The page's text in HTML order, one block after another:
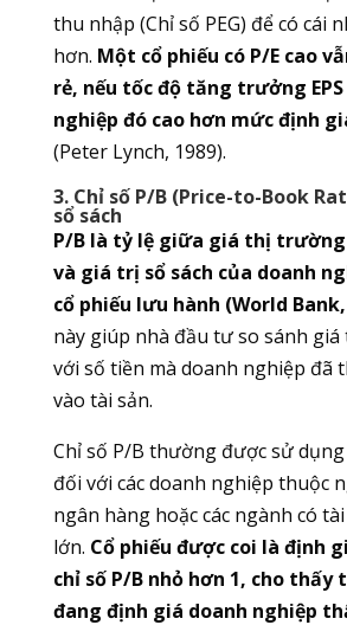
thu nhập (Chỉ số PEG) để có cái
hơn. Một cổ phiếu có P/E cao
rẻ, nếu tốc độ tăng trưởng
nghiệp đó cao hơn mức định
(Peter Lynch, 1989).
3. Chỉ số P/B (Price-to-Book
sổ sách
P/B là tỷ lệ giữa giá thị trường
và giá trị sổ sách của doanh
cổ phiếu lưu hành (World Bank,
này giúp nhà đầu tư so sánh
với số tiền mà doanh nghiệp đã
vào tài sản.
Chỉ số P/B thường được sử
đối với các doanh nghiệp thuộc
ngân hàng hoặc các ngành có
lớn. Cổ phiếu được coi là định
chỉ số P/B nhỏ hơn 1, cho
đang định giá doanh nghiệp